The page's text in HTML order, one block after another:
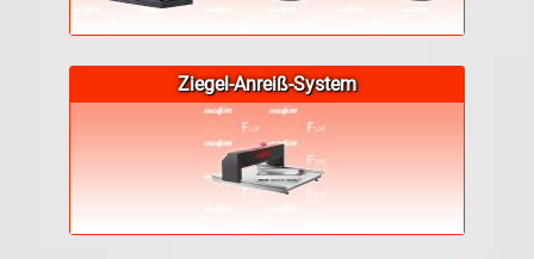
Ziegel-Anreiß-System